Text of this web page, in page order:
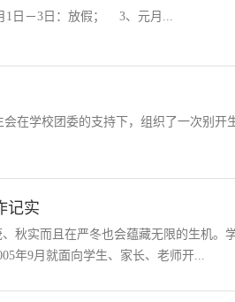
1日－3日：放假； 3、元月...
在学校团委的支持下，组织了一次别开
记实
秋实而且在严冬也会蕴藏无限的生机。
年9月就面向学生、家长、老师开...